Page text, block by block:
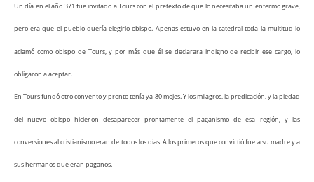
Un día en el año 371 fue invitado a Tours con el pretexto de que lo necesitaba un enfermo grave,
pero era que el pueblo quería elegirlo obispo. Apenas estuvo en la catedral toda la multitud lo
aclamó como obispo de Tours, y por más que él se declarara indigno de recibir ese cargo, lo
obligaron a aceptar.
En Tours fundó otro convento y pronto tenía ya 80 mojes. Y los milagros, la predicación, y la piedad
del nuevo obispo hicieron desaparecer prontamente el paganismo de esa región, y las
conversiones al cristianismo eran de todos los días. A los primeros que convirtió fue a su madre y a
sus hermanos que eran paganos.